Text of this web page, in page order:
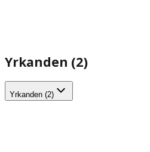
Yrkanden (2)
Yrkanden (2)